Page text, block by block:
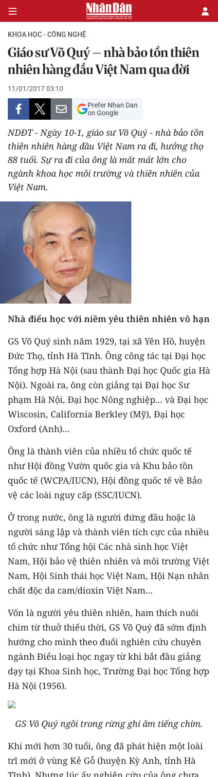
CHÍNH TRỊ
KINH TẾ
VĂN HÓA
XÃ HỘI
PHÁP LUẬT
DU LỊCH
THẾ GIỚI
THỂ THAO
GIÁO DỤC
KHOA HỌC - CÔNG NGHỆ
MÔI TRƯỜNG
BẠN ĐỌC
KIỂM CHỨNG THÔNG TIN
TRI THỨC CHUYÊN SÂU
54 DÂN TỘC VIỆT NAM
MỘT SẢN PHẨM
RADIO
E-Magazine
Video
Media Chính trị
Media Kinh tế
Media Văn hóa
Media Xã hội
Media Pháp luật
Media Du lịch
Media Thế giới
Media Thể thao
Media Giáo dục
Media Y tế
KHOA HỌC - CÔNG NGHỆ
Giáo sư Võ Quý – nhà bảo tồn thiên
nhiên hàng đầu Việt Nam qua đời
11/01/2017 03:10
Prefer Nhan Dan
on Google
NDĐT - Ngày 10-1, giáo sư Võ Quý - nhà bảo tồn
thiên nhiên hàng đầu Việt Nam ra đi, hưởng thọ
88 tuổi. Sự ra đi của ông là mất mát lớn cho
ngành khoa học môi trường và thiên nhiên của
Việt Nam.
Nhà điểu học với niềm yêu thiên nhiên vô hạn
GS Võ Quý sinh năm 1929, tại xã Yên Hồ, huyện
Đức Thọ, tỉnh Hà Tĩnh. Ông công tác tại Đại học
Tổng hợp Hà Nội (sau thành Đại học Quốc gia Hà
Nội). Ngoài ra, ông còn giảng tại Đại học Sư
phạm Hà Nội, Đại học Nông nghiệp... và Đại học
Wiscosin, California Berkley (Mỹ), Đại học
Oxford (Anh)...
Ông là thành viên của nhiều tổ chức quốc tế
như Hội đồng Vườn quốc gia và Khu bảo tồn
quốc tế (WCPA/IUCN), Hội đồng quốc tế về Bảo
vệ các loài nguy cấp (SSC/IUCN).
Ở trong nước, ông là người đứng đầu hoặc là
người sáng lập và thành viên tích cực của nhiều
tổ chức như Tổng hội Các nhà sinh học Việt
Nam, Hội bảo vệ thiên nhiên và môi trường Việt
Nam, Hội Sinh thái học Việt Nam, Hội Nạn nhân
chất độc da cam/dioxin Việt Nam...
Vốn là người yêu thiên nhiên, ham thích nuôi
chim từ thuở thiếu thời, GS Võ Quý đã sớm định
hướng cho mình theo đuổi nghiên cứu chuyên
ngành Điểu loại học ngay từ khi bắt đầu giảng
dạy tại Khoa Sinh học, Trường Đại học Tổng hợp
Hà Nội (1956).
GS Võ Quý ngồi trong rừng ghi âm tiếng chim.
Khi mới hơn 30 tuổi, ông đã phát hiện một loài
trĩ mới ở vùng Kẻ Gỗ (huyện Kỳ Anh, tỉnh Hà